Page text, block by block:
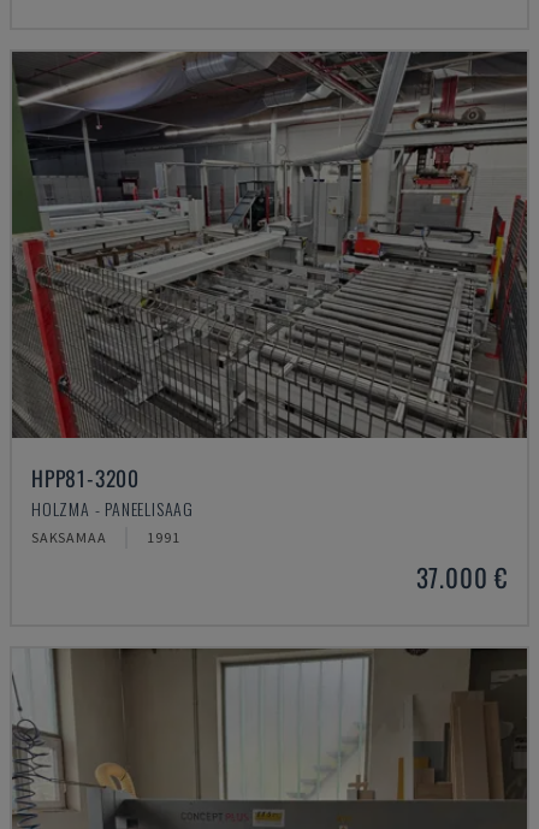
HPP81-3200
HOLZMA - PANEELISAAG
SAKSAMAA 1991
37.000 €